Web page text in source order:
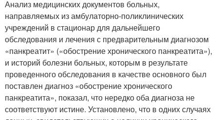
Анализ медицинских документов больных,
направляемых из амбулаторно-поликлинических
учреждений в стационар для дальнейшего
обследования и лечения с предварительным диагнозом
«панкреатит» («обострение хронического панкреатита»),
и историй болезни больных, которым в результате
проведенного обследования в качестве основного был
поставлен диагноз «обострение хронического
панкреатита», показал, что нередко оба диагноза не
соответствуют истине. Установлено, что в одних случаях